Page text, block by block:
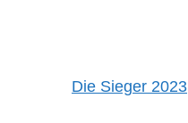
Post
Die Sieger 2023